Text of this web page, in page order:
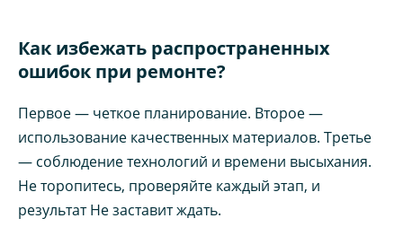
Как избежать распространенных
ошибок при ремонте?
Первое — четкое планирование. Второе —
использование качественных материалов. Третье
— соблюдение технологий и времени высыхания.
Не торопитесь, проверяйте каждый этап, и
результат Не заставит ждать.